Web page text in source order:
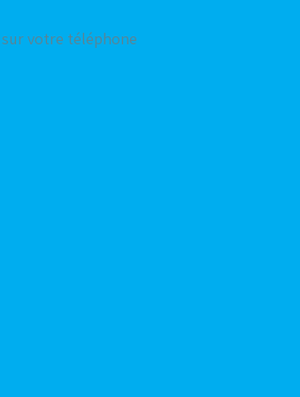
sur votre téléphone